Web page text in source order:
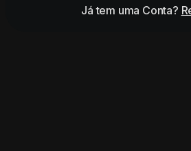
Já tem uma Conta?